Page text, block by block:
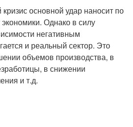
основной удар наносит по
Однако в силу
негативным
и реальный сектор. Это
объемов производства, в
в снижении
и т.д.